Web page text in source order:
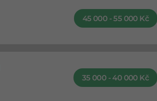
45 000 - 55 000 Kč
35 000 - 40 000 Kč